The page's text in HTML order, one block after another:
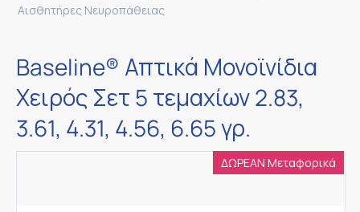
Αισθητήρες Νευροπάθειας
Baseline® Απτικά Μονοϊνίδια
Χειρός Σετ 5 τεμαχίων 2.83,
3.61, 4.31, 4.56, 6.65 γρ.
ΔΩΡΕΑΝ Μεταφορικά